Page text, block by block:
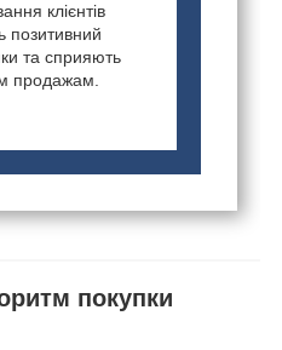
клієнтів
позитивний
та сприяють
продажам.
покупки